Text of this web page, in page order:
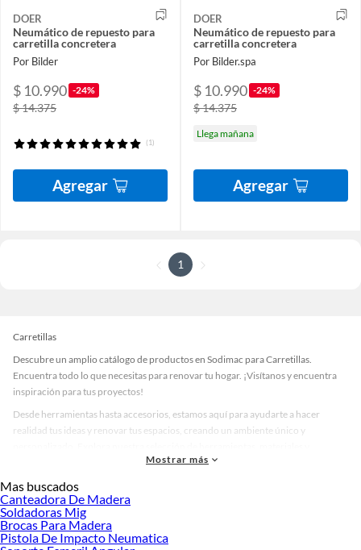
DOER
Neumático de repuesto para
carretilla concretera
Por Bilder
$ 10.990 -24%
$ 14.375
(1)
Agregar
DOER
Neumático de repuesto para
carretilla concretera
Por Bilder.spa
$ 10.990 -24%
$ 14.375
Llega mañana
Agregar
1
Carretillas
Descubre un amplio catálogo de productos en Sodimac para Carretillas.
Encuentra todo lo que necesitas para renovar tu hogar. ¡Visítanos y encuentra
inspiración para tus proyectos!
Desde herramientas hasta accesorios, estamos aquí para ayudarte a hacer
realidad tus ideas y renovar tus espacios, creando un ambiente único y
accesorios de calidad que te ayudarán a crear un espacio más tú.
Desde remodelaciones hasta proyectos de decoración, estamos aquí para hacer
tus ideas realidad. ¡Visítanos y encuentra todo lo que tenemos para ofrecerte en
Carretillas!
Explora la variedad de productos de Carretillas en Sodimac
Mostrar más
Mas buscados
Canteadora De Madera
Soldadoras Mig
Brocas Para Madera
Pistola De Impacto Neumatica